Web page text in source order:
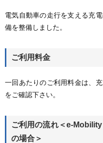
電気自動車の走行を支える充
備を整備しました。
ご利用料金
一回あたりのご利用料金は、
をご確認下さい。
ご利用の流れ＜e-
の場合＞